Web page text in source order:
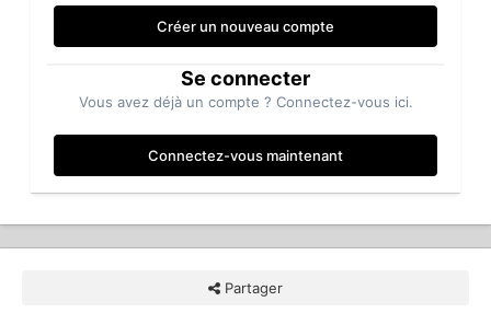
Créer un nouveau compte
Se connecter
Vous avez déjà un compte ? Connectez-vous ici.
Connectez-vous maintenant
Partager